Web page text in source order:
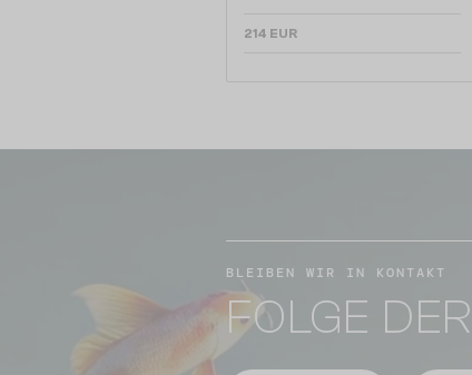
214 EUR
BLEIBEN WIR IN KONTAKT
FOLGE